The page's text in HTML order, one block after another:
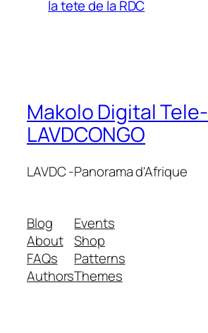
la tete de la RDC
Makolo Digital Tele-
LAVDCONGO
LAVDC -Panorama d'Afrique
Blog
About
FAQs
Authors
Events
Shop
Patterns
Themes